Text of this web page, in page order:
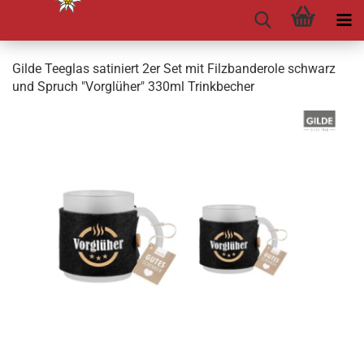
Gilde Teeglas satiniert 2er Set mit Filzbanderole schwarz
und Spruch "Vorglüher" 330ml Trinkbecher